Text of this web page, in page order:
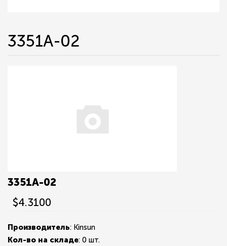
3351A-02
3351A-02
$4.3100
Производитель: Kinsun
Кол-во на складе: 0 шт.